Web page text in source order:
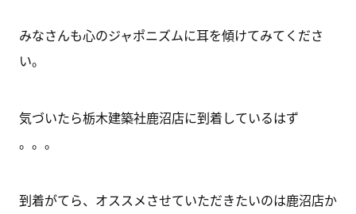
みなさんも心のジャポニズムに耳を傾けてみてくださ
い。
気づいたら栃木建築社鹿沼店に到着しているはず
。。。
到着がてら、オススメさせていただきたいのは鹿沼店か